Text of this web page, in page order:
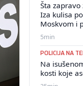
Šta
Iza kulisa
Moskvom i
5min
POLICIJA NA
Na
kosti koje